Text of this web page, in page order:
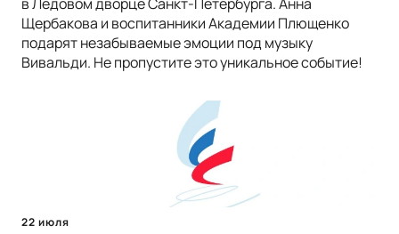
в Ледовом дворце Санкт-Петербурга. Анна
Щербакова и воспитанники Академии Плющенко
подарят незабываемые эмоции под музыку
Вивальди. Не пропустите это уникальное событие!
22 июля